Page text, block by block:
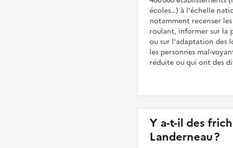
écoles…) à l'échelle
notamment recenser
roulant, informer sur la
ou sur l'adaptation des
les personnes mal-
réduite ou qui ont des
Y a-t-il des
Landerneau ?